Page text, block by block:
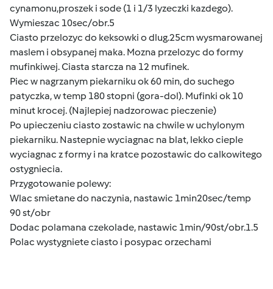
cynamonu,proszek i sode (1 i 1/3 lyzeczki kazdego).
Wymieszac 10sec/obr.5
Ciasto przelozyc do keksowki o dlug.25cm wysmarowanej
maslem i obsypanej maka. Mozna przelozyc do formy
mufinkiwej. Ciasta starcza na 12 mufinek.
Piec w nagrzanym piekarniku ok 60 min, do suchego
patyczka, w temp 180 stopni (gora-dol). Mufinki ok 10
minut krocej. (Najlepiej nadzorowac pieczenie)
Po upieczeniu ciasto zostawic na chwile w uchylonym
piekarniku. Nastepnie wyciagnac na blat, lekko cieple
wyciagnac z formy i na kratce pozostawic do calkowitego
ostygniecia.
Przygotowanie polewy:
Wlac smietane do naczynia, nastawic 1min20sec/temp
90 st/obr
Dodac polamana czekolade, nastawic 1min/90st/obr.1.5
Polac wystygniete ciasto i posypac orzechami